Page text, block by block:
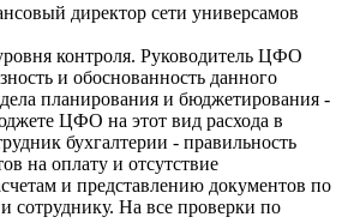
директор сети универсамов
контроля. Руководитель ЦФО
и обоснованность данного
планирования и бюджетирования -
ЦФО на этот вид расхода в
бухгалтерии - правильность
на оплату и отсутствие
и представлению документов по
сотруднику. На все проверки по